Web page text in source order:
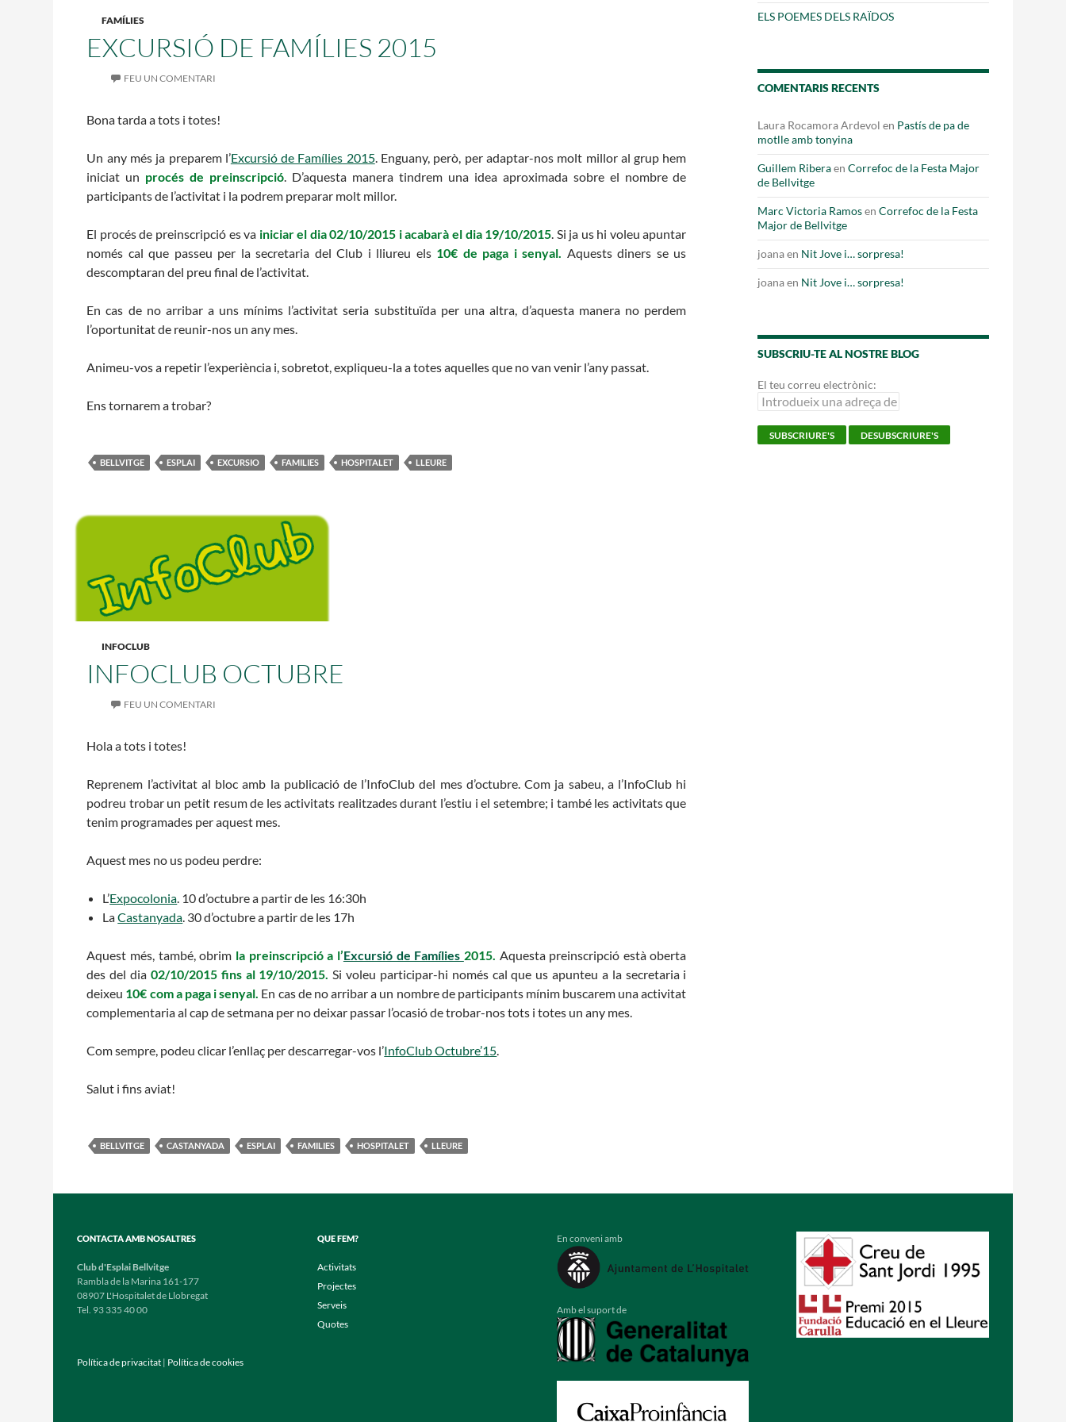
FAMÍLIES
EXCURSIÓ DE FAMÍLIES 2015
FEU UN COMENTARI
Bona tarda a tots i totes!
Un any més ja preparem l’Excursió de Famílies 2015. Enguany, però, per adaptar-nos molt millor al grup hem
iniciat un procés de preinscripció. D’aquesta manera tindrem una idea aproximada sobre el nombre de
participants de l’activitat i la podrem preparar molt millor.
El procés de preinscripció es va iniciar el dia 02/10/2015 i acabarà el dia 19/10/2015. Si ja us hi voleu apuntar
només cal que passeu per la secretaria del Club i lliureu els 10€ de paga i senyal. Aquests diners se us
descomptaran del preu final de l’activitat.
En cas de no arribar a uns mínims l’activitat seria substituïda per una altra, d’aquesta manera no perdem
l’oportunitat de reunir-nos un any mes.
Animeu-vos a repetir l’experiència i, sobretot, expliqueu-la a totes aquelles que no van venir l’any passat.
Ens tornarem a trobar?
BELLVITGE ESPLAI EXCURSIO FAMILIES HOSPITALET LLEURE
INFOCLUB
INFOCLUB OCTUBRE
FEU UN COMENTARI
Hola a tots i totes!
Reprenem l’activitat al bloc amb la publicació de l’InfoClub del mes d’octubre. Com ja sabeu, a l’InfoClub hi
podreu trobar un petit resum de les activitats realitzades durant l’estiu i el setembre; i també les activitats que
tenim programades per aquest mes.
Aquest mes no us podeu perdre:
L’Expocolonia. 10 d’octubre a partir de les 16:30h
LaCastanyada. 30 d’octubre a partir de les 17h
Aquest més, també, obrim la preinscripció a l’Excursió de Famílies 2015. Aquesta preinscripció està oberta
des del dia 02/10/2015 fins al 19/10/2015.Si voleu participar-hi només cal que us apunteu a la secretaria i
deixeu 10€ com a paga i senyal. En cas de no arribar a un nombre de participants mínim buscarem una activitat
complementaria al cap de setmana per no deixar passar l’ocasió de trobar-nos tots i totes un any mes.
Com sempre, podeu clicar l’enllaç per descarregar-vos l’InfoClub Octubre’15.
Salut i fins aviat!
BELLVITGE CASTANYADA ESPLAI FAMILIES HOSPITALET LLEURE
ELS POEMES DELS RAÏDOS
COMENTARIS RECENTS
Laura Rocamora Ardevol en Pastís de pa de
motlle amb tonyina
Guillem RiberaenCorrefoc de la Festa Major
de Bellvitge
Marc Victoria RamosenCorrefoc de la Festa
Major de Bellvitge
joanaen Nit Jove i… sorpresa!
joanaen Nit Jove i… sorpresa!
SUBSCRIU-TE AL NOSTRE BLOG
El teu correu electrònic:
CONTACTA AMB NOSALTRES
Club d'Esplai Bellvitge
Rambla de la Marina 161-177
08907 L'Hospitalet de Llobregat
Tel. 93 335 40 00
QUE FEM?
Activitats
Projectes
Serveis
Quotes
En conveni amb
Amb el suport de
Política de privacitat | Política de cookies
Missió i valors
Els comptes clars
Fes un donatiu